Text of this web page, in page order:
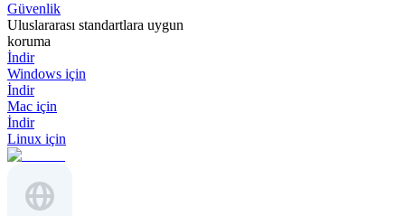
Güvenlik
Uluslararası standartlara uygun
koruma
İndir
Windows için
İndir
Mac için
İndir
Linux için